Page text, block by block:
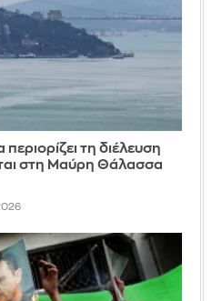
τη διέλευση
στη Μαύρη Θάλασσα